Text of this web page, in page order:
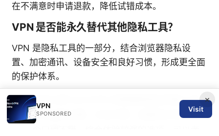
在不满意时申请退款，降低试错成本。
VPN 是否能永久替代其他隐私工具？
VPN 是隐私工具的一部分，结合浏览器隐私设
置、加密通讯、设备安全和良好习惯，形成更全面
的保护体系。
你也可以把 NordVPN 的联盟按钮自然嵌入到
文中合适的位置，文本示例：如果你正在寻找
×
VPN
SPONSORED
Visit